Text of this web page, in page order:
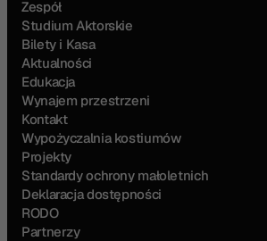
Zespół
Studium Aktorskie
Bilety i Kasa
Aktualności
Edukacja
Wynajem przestrzeni
Kontakt
Wypożyczalnia kostiumów
Projekty
Standardy ochrony małoletnich
Deklaracja dostępności
RODO
Partnerzy